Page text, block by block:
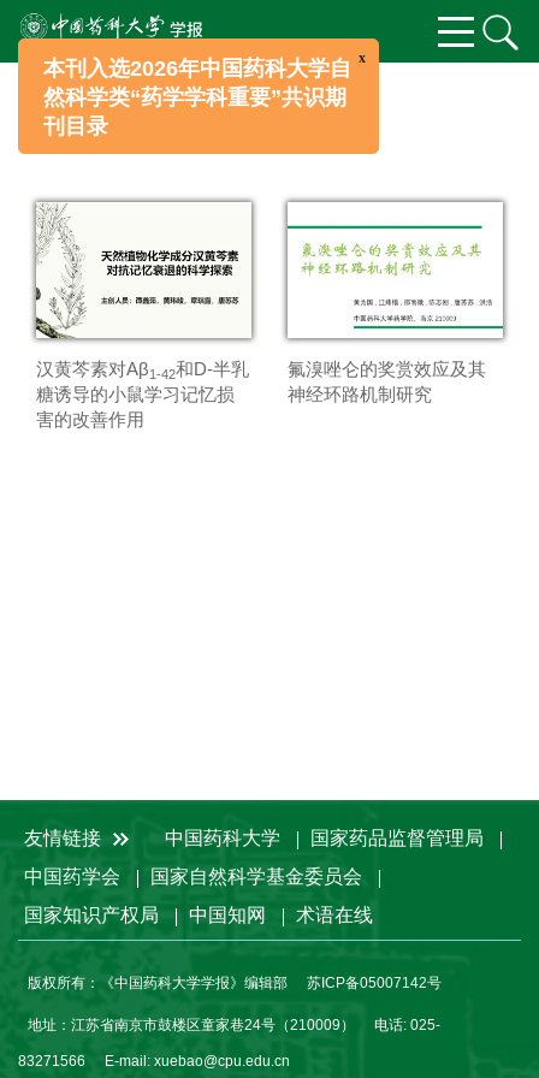
推荐视频
汉黄芩素对Aβ1-42和D-半乳
糖诱导的小鼠学习记忆损
害的改善作用
氟溴唑仑的奖赏效应及其
神经环路机制研究
友情链接 中国药科大学
国家药品监督管理局
中国药学会
国家自然科学基金委员会
国家知识产权局
中国知网 术语在线
版权所有：《中国药科大学学报》编辑部 苏ICP备05007142号
地址：江苏省南京市鼓楼区童家巷24号（210009） 电话: 025-
83271566 E-mail: xuebao@cpu.edu.cn
本刊入选2026年中国药科大学自
然科学类“药学学科重要”共识期
刊目录